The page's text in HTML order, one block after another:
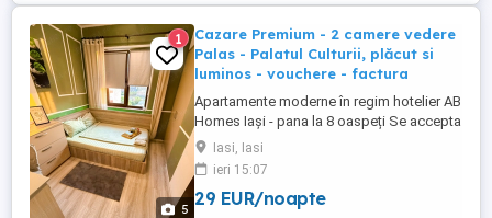
orasului. Spațiu modern, ...
5
1
Cazare Premium - 2 camere vedere
Palas - Palatul Culturii, plăcut si
luminos - vouchere - factura
Apartamente moderne în regim hotelier AB
Homes Iași - pana la 8 oaspeți Se accepta
plata cu vochere de vacanță - se oferă
factura whatsapp: #zero #sapte #patru
#noua #cinci #cinci #opt #șapte #zero
#cinci Descoperă confortul de acasă în
Iasi, Iasi
ieri 15:07
29 EUR/noapte